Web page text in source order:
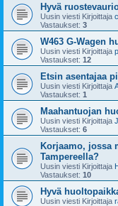
Hyvä
Uusin viesti Kirjoittaja
Vastaukset: 3
W463 G-Wagen
Uusin viesti Kirjoittaja
Vastaukset: 12
Etsin asentajaa
Uusin viesti Kirjoittaja
Vastaukset: 1
Maahantuojan
Uusin viesti Kirjoittaja
Vastaukset: 6
Korjaamo, jossa
Tampereella?
Uusin viesti Kirjoittaja
Vastaukset: 10
Hyvä
Uusin viesti Kirjoittaja